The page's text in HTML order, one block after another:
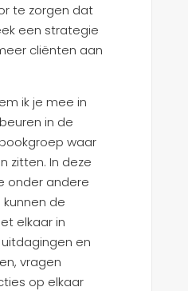
te zorgen dat
een strategie
cliënten aan
ik je mee in
in de
waar
zitten. In deze
onder andere
de
elkaar in
en
vragen
op elkaar